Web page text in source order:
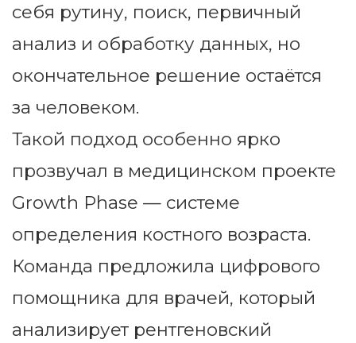
себя рутину, поиск, первичный
анализ и обработку данных, но
окончательное решение остаётся
за человеком.
Такой подход особенно ярко
прозвучал в медицинском проекте
Growth Phase — системе
определения костного возраста.
Команда предложила цифрового
помощника для врачей, который
анализирует рентгеновский